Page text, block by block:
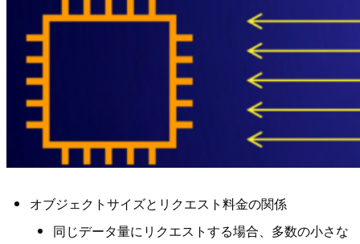
オブジェクトサイズとリクエスト料金の関係
同じデータ量にリクエストする場合、多数の小さな